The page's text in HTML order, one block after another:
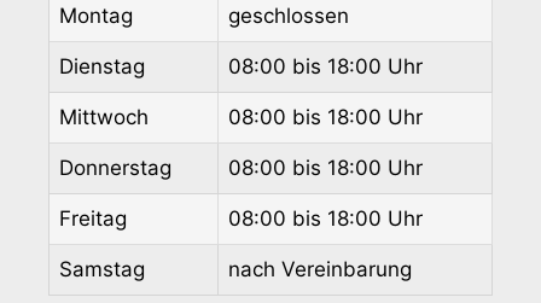
Montag geschlossen
Dienstag 08:00 bis 18:00 Uhr
Mittwoch 08:00 bis 18:00 Uhr
Donnerstag 08:00 bis 18:00 Uhr
Freitag 08:00 bis 18:00 Uhr
Samstag nach Vereinbarung